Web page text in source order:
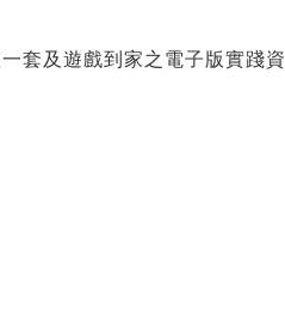
套及遊戲到家之電子版實踐資